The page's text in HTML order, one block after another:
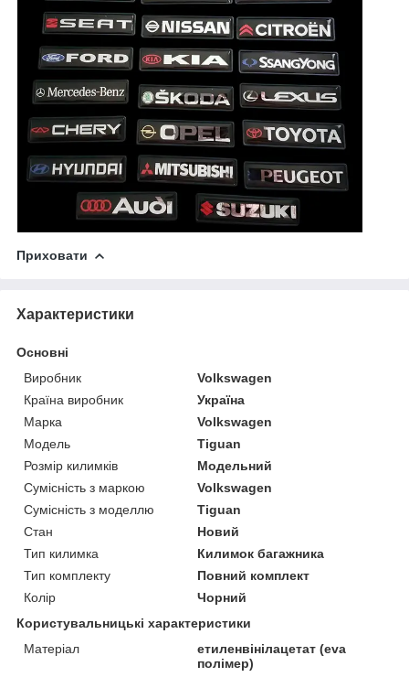
Приховати
Характеристики
Основні
Виробник
Volkswagen
Країна виробник
Україна
Марка
Volkswagen
Модель
Tiguan
Розмір килимків
Модельний
Сумісність з маркою
Volkswagen
Сумісність з моделлю
Tiguan
Стан
Новий
Тип килимка
Килимок багажника
Тип комплекту
Повний комплект
Колір
Чорний
Користувальницькі характеристики
Матеріал
етиленвінілацетат (eva
полімер)